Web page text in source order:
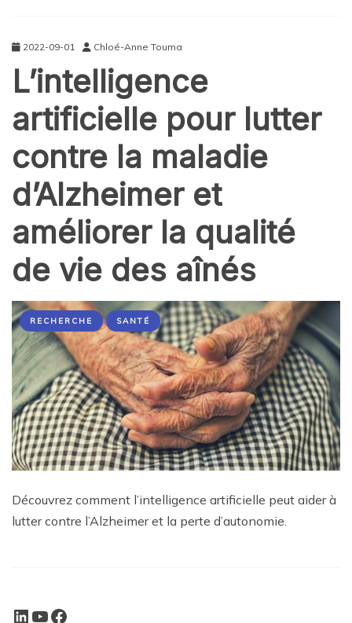
2022-09-01 Chloé-Anne Touma
L’intelligence
artificielle pour lutter
contre la maladie
d’Alzheimer et
améliorer la qualité
de vie des aînés
RECHERCHE SANTÉ
Découvrez comment l’intelligence artificielle peut aider à
lutter contre l’Alzheimer et la perte d’autonomie.